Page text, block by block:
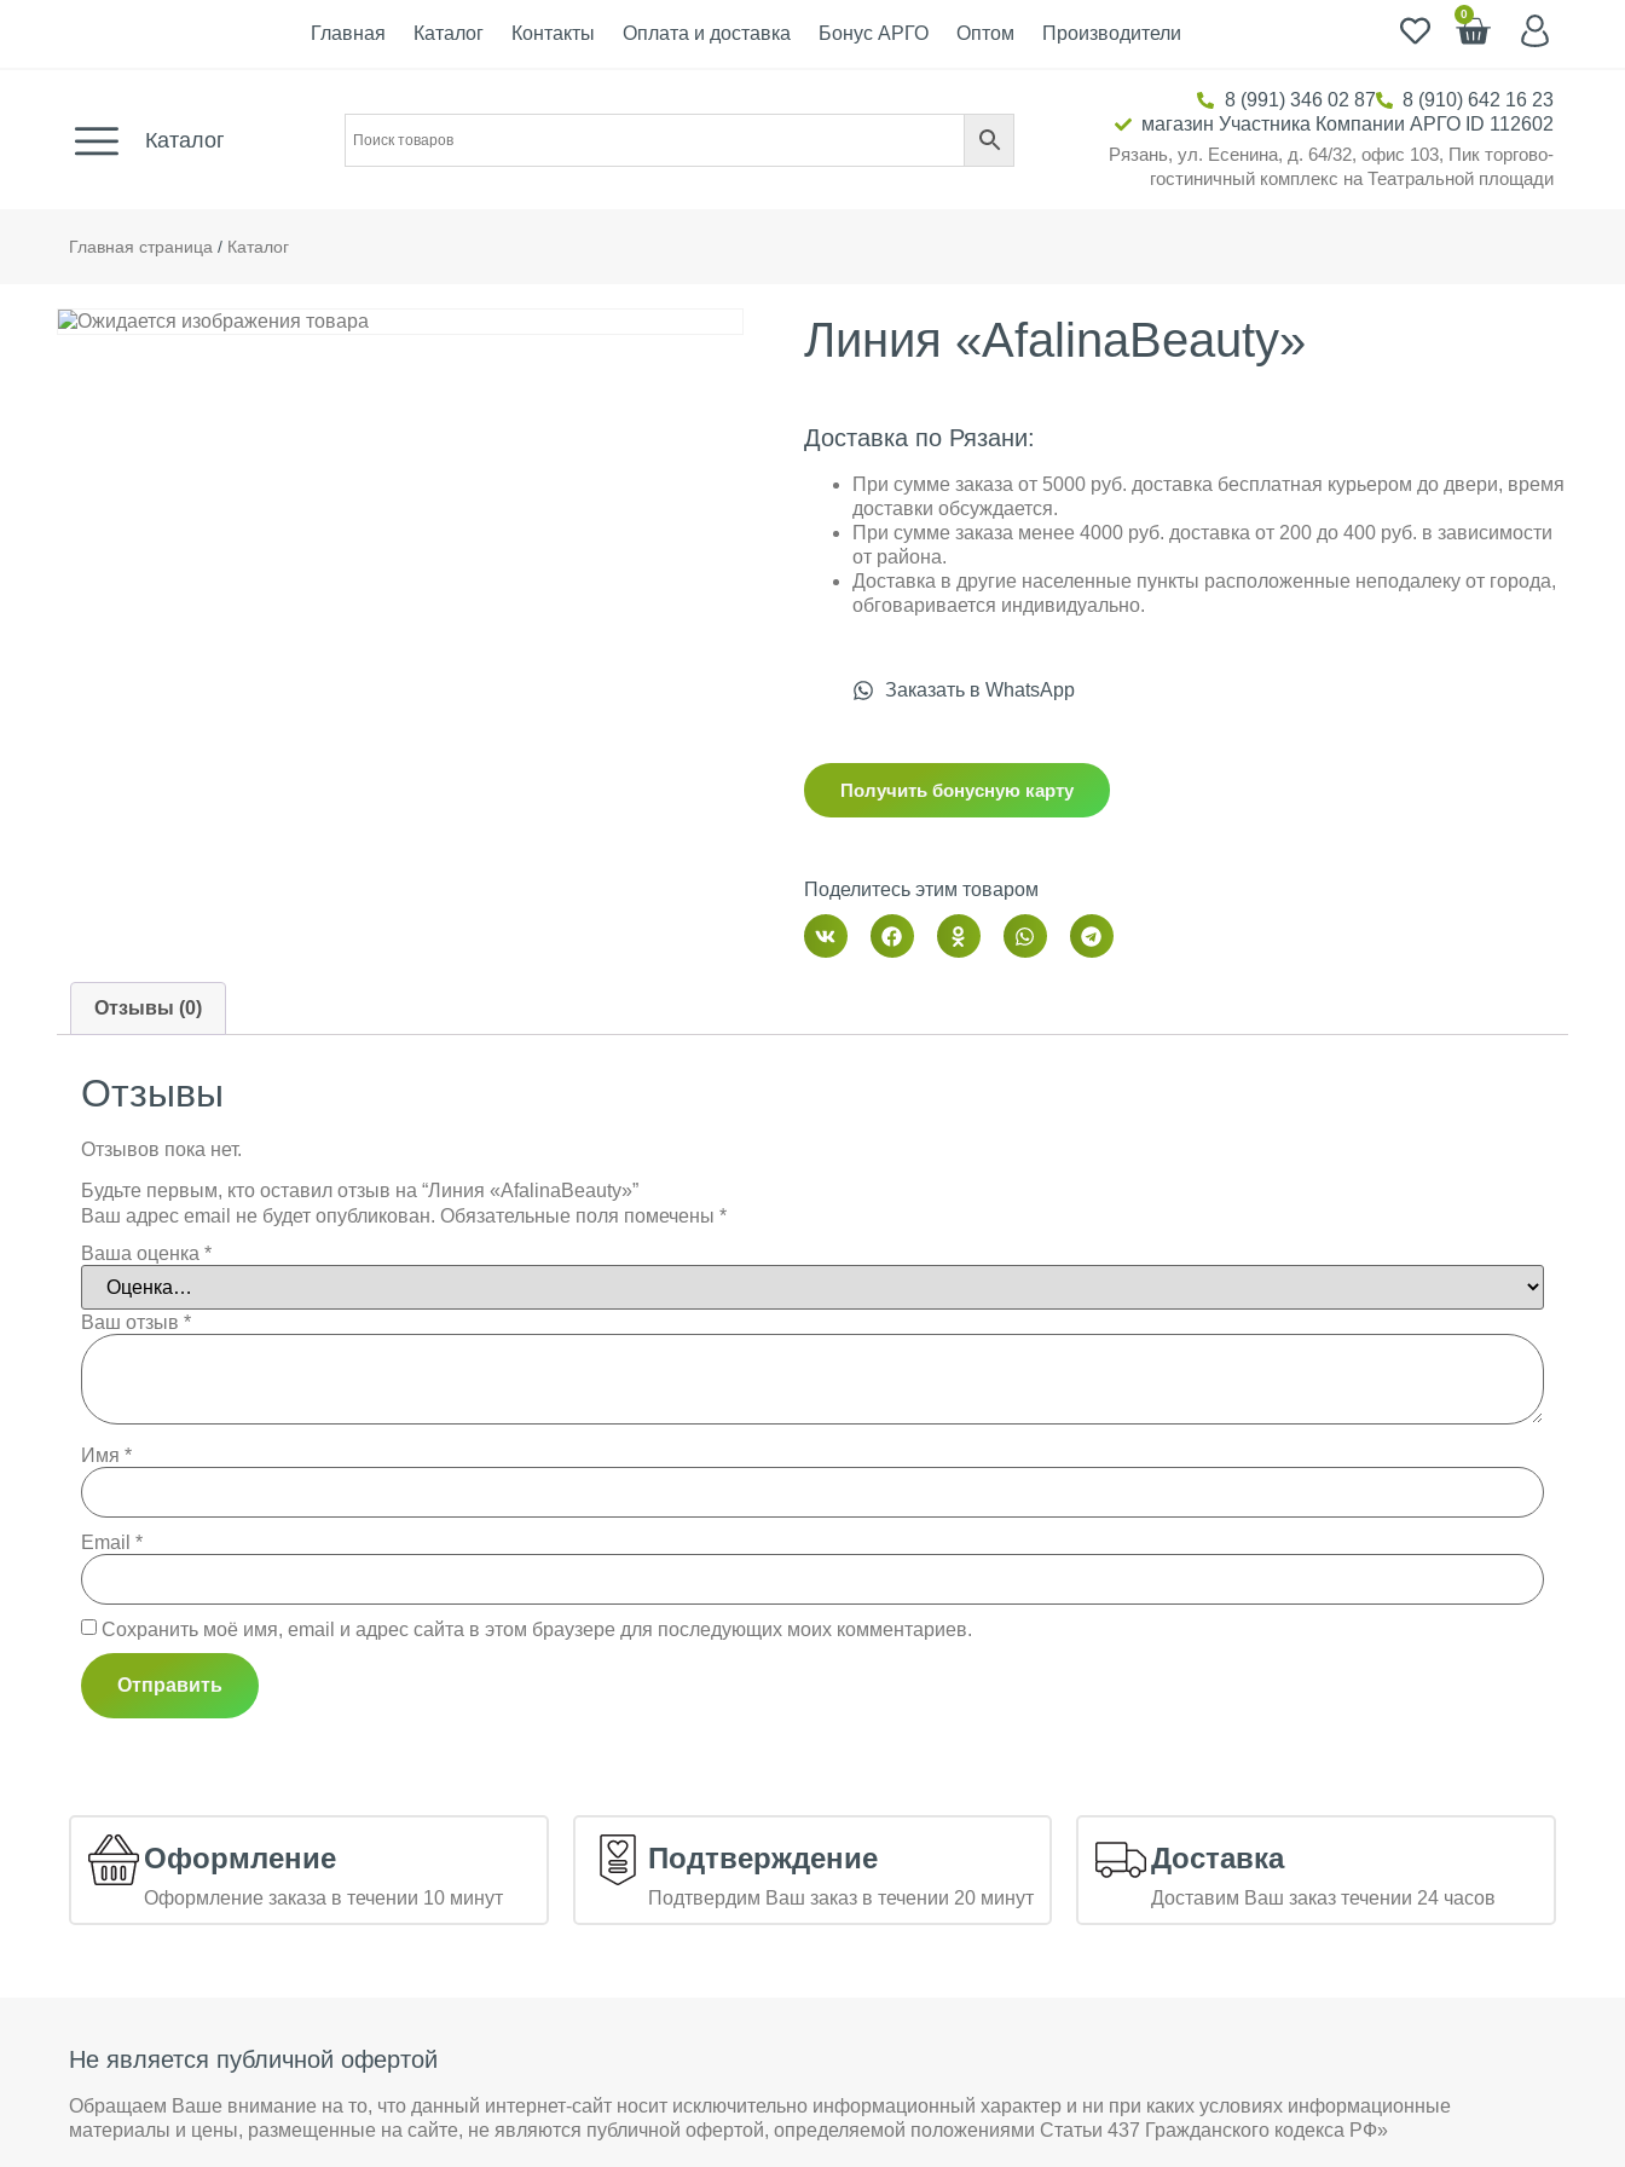
Главная Каталог Контакты Оплата и доставка Бонус АРГО Оптом Производители
0
Каталог
8 (991) 346 02 87
8 (910) 642 16 23
магазин Участника Компании АРГО ID 112602
Рязань, ул. Есенина, д. 64/32, офис 103, Пик торгово-
гостиничный комплекс на Театральной площади
Главная страница / Каталог
Линия «AfalinaBeauty»
Доставка по Рязани:
При сумме заказа от 5000 руб. доставка бесплатная курьером до двери, время
доставки обсуждается.
При сумме заказа менее 4000 руб. доставка от 200 до 400 руб. в зависимости
от района.
Доставка в другие населенные пункты расположенные неподалеку от города,
обговаривается индивидуально.
Заказать в WhatsApp
Получить бонусную карту
Поделитесь этим товаром
Отзывы (0)
Отзывы
Отзывов пока нет.
Будьте первым, кто оставил отзыв на “Линия «AfalinaBeauty»”
Ваш адрес email не будет опубликован. Обязательные поля помечены *
Ваша оценка *
Ваш отзыв *
Имя *
Email *
Сохранить моё имя, email и адрес сайта в этом браузере для последующих моих комментариев.
Оформление
Оформление заказа в течении 10 минут
Подтверждение
Подтвердим Ваш заказ в течении 20 минут
Доставка
Доставим Ваш заказ течении 24 часов
Не является публичной офертой
Обращаем Ваше внимание на то, что данный интернет-сайт носит исключительно информационный характер и ни при каких условиях информационные
материалы и цены, размещенные на сайте, не являются публичной офертой, определяемой положениями Статьи 437 Гражданского кодекса РФ»